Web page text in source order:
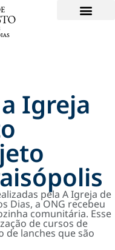
Igreja
pela A Igreja de
Dias, a ONG recebeu
comunitária. Esse
de cursos de
de lanches que são